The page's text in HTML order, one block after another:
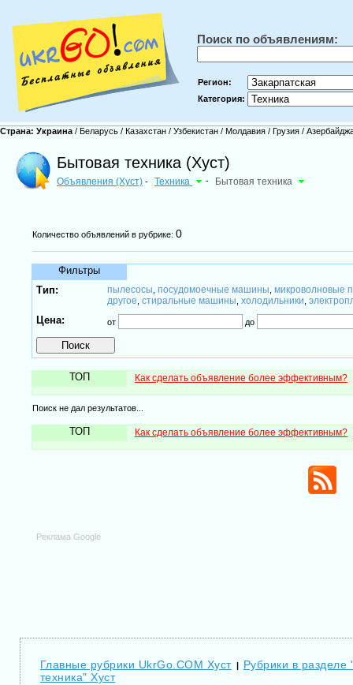
Поиск по объявлениям:
Регион:
Категория:
Страна: Украина / Беларусь / Казахстан / Узбекистан / Молдавия / Грузия /
Бытовая техника (Хуст)
Объявления (Хуст) - Техника - Бытовая техника
Количество объявлений в рубрике: 0
Фильтры
Тип:
пылесосы посудомоечные машины микроволновые
другое стиральные машины холодильники
Цена: от до
ТОП Как сделать объявление более эффективным?
Поиск не дал результатов...
ТОП Как сделать объявление более эффективным?
Реклама Google
Главные рубрики UkrGo.COM Хуст | Рубрики в разделе
техника" Хуст